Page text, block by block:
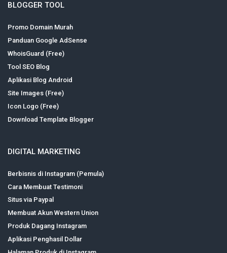
BLOGGER TOOL
Promo Domain Murah
Panduan Google AdSense
WhoisGuard (Free)
Tool SEO Blog
Aplikasi Blog Android
Site Images (Free)
Icon Logo (Free)
Download Template Blogger
DIGITAL MARKETING
Berbisnis di Instagram (Pemula)
Cara Membuat Testimoni
Situs via Paypal
Membuat Akun Western Union
Produk Dagang Instagram
Aplikasi Penghasil Dollar